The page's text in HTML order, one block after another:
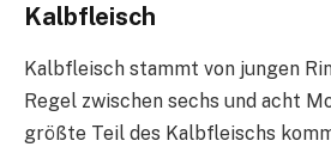
Kalbfleisch
Kalbfleisch stammt von jungen
Regel zwischen sechs und acht
größte Teil des Kalbfleischs